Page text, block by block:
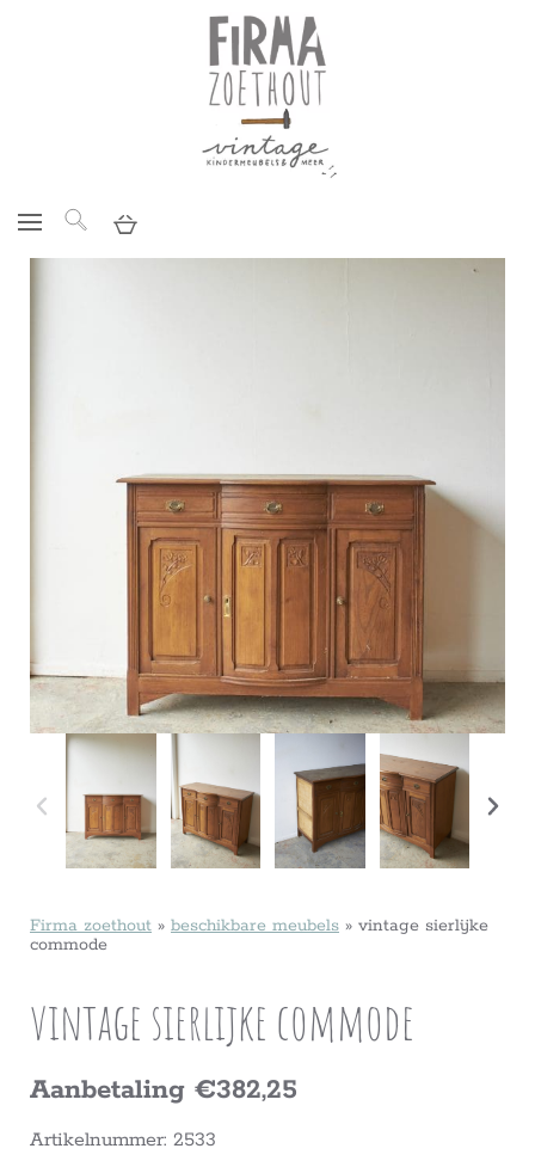
Firma zoethout » beschikbare meubels » vintage sierlijke
commode
vintage sierlijke commode
Aanbetaling €382,25
Artikelnummer: 2533